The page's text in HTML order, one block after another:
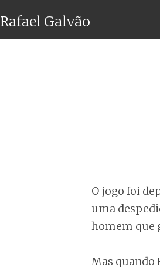
Rafael Galvão
O jogo foi
uma
homem que
Mas quando